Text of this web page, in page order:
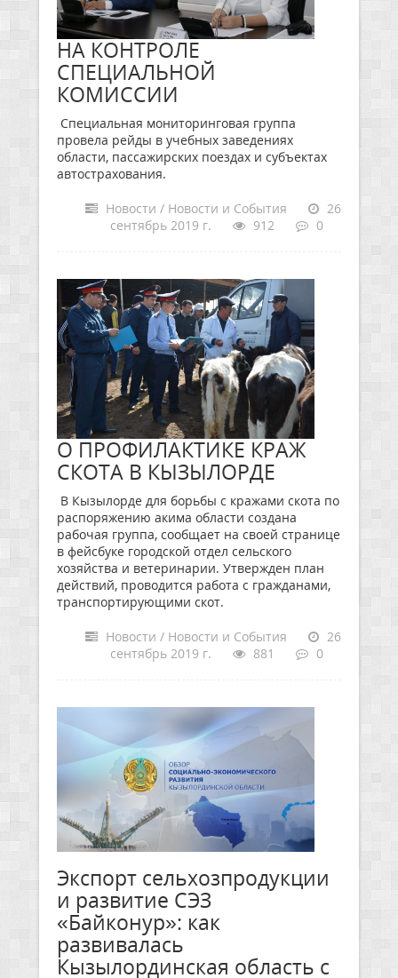
НА КОНТРОЛЕ
СПЕЦИАЛЬНОЙ
КОМИССИИ
Специальная мониторинговая группа
провела рейды в учебных заведениях
области, пассажирских поездах и субъектах
автострахования.
Новости / Новости и События
26
сентябрь 2019 г.
912 0
О ПРОФИЛАКТИКЕ КРАЖ
СКОТА В КЫЗЫЛОРДЕ
В Кызылорде для борьбы с кражами скота по
распоряжению акима области создана
рабочая группа, сообщает на своей странице
в фейсбуке городской отдел сельского
хозяйства и ветеринарии. Утвержден план
действий, проводится работа с гражданами,
транспортирующими скот.
Новости / Новости и События
26
сентябрь 2019 г.
881 0
Экспорт сельхозпродукции
и развитие СЭЗ
«Байконур»: как
развивалась
Кызылординская область с